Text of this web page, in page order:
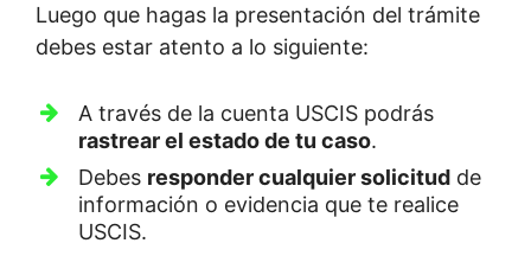
Luego que hagas la presentación del trámite
debes estar atento a lo siguiente:
A través de la cuenta USCIS podrás
rastrear el estado de tu caso.
Debes responder cualquier solicitud de
información o evidencia que te realice
USCIS.